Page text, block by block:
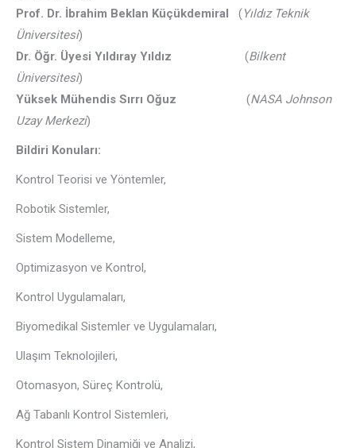
Prof. Dr. İbrahim Beklan Küçükdemiral (Yıldız Teknik
Üniversitesi)
Dr. Öğr. Üyesi Yıldıray Yıldız
(Bilkent
Üniversitesi)
Yüksek Mühendis Sırrı Oğuz
(NASA Johnson
Uzay Merkezi)
Bildiri Konuları:
Kontrol Teorisi ve Yöntemler,
Robotik Sistemler,
Sistem Modelleme,
Optimizasyon ve Kontrol,
Kontrol Uygulamaları,
Biyomedikal Sistemler ve Uygulamaları,
Ulaşım Teknolojileri,
Otomasyon, Süreç Kontrolü,
Ağ Tabanlı Kontrol Sistemleri,
Kontrol Sistem Dinamiği ve Analizi,